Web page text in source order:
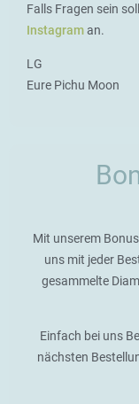
Falls Fragen sein
Instagraman.
LG
Eure Pichu Moon
Mit unserem
uns mit jeder
gesammelte
Einfach bei uns
nächsten